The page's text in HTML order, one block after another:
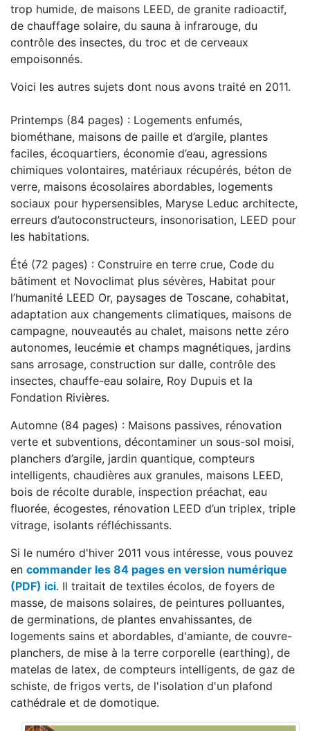
trop humide, de maisons LEED, de granite radioactif,
de chauffage solaire, du sauna à infrarouge, du
contrôle des insectes, du troc et de cerveaux
empoisonnés.
Voici les autres sujets dont nous avons traité en 2011.
Printemps (84 pages) : Logements enfumés,
biométhane, maisons de paille et d’argile, plantes
faciles, écoquartiers, économie d’eau, agressions
chimiques volontaires, matériaux récupérés, béton de
verre, maisons écosolaires abordables, logements
sociaux pour hypersensibles, Maryse Leduc architecte,
erreurs d’autoconstructeurs, insonorisation, LEED pour
les habitations.
Été (72 pages) : Construire en terre crue, Code du
bâtiment et Novoclimat plus sévères, Habitat pour
l’humanité LEED Or, paysages de Toscane, cohabitat,
adaptation aux changements climatiques, maisons de
campagne, nouveautés au chalet, maisons nette zéro
autonomes, leucémie et champs magnétiques, jardins
sans arrosage, construction sur dalle, contrôle des
insectes, chauffe-eau solaire, Roy Dupuis et la
Fondation Rivières.
Automne (84 pages) : Maisons passives, rénovation
verte et subventions, décontaminer un sous-sol moisi,
planchers d’argile, jardin quantique, compteurs
intelligents, chaudières aux granules, maisons LEED,
bois de récolte durable, inspection préachat, eau
fluorée, écogestes, rénovation LEED d’un triplex, triple
vitrage, isolants réfléchissants.
Si le numéro d'hiver 2011 vous intéresse, vous pouvez
en commander les 84 pages en version numérique
(PDF) ici. Il traitait de textiles écolos, de foyers de
masse, de maisons solaires, de peintures polluantes,
de germinations, de plantes envahissantes, de
logements sains et abordables, d'amiante, de couvre-
planchers, de mise à la terre corporelle (earthing), de
matelas de latex, de compteurs intelligents, de gaz de
schiste, de frigos verts, de l'isolation d'un plafond
cathédrale et de domotique.